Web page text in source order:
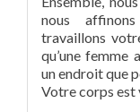
nous
travaillons
qu’une femme
un endroit que
Votre corps est